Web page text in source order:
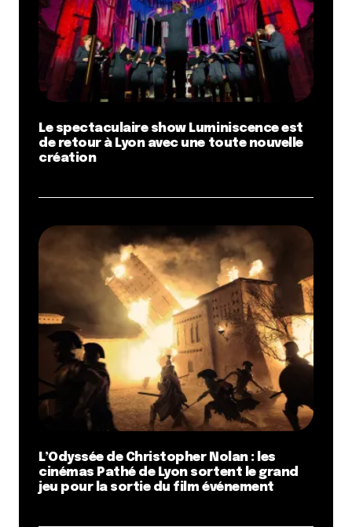
Le spectaculaire show Luminiscence est
de retour à Lyon avec une toute nouvelle
création
L’Odyssée de Christopher Nolan : les
cinémas Pathé de Lyon sortent le grand
jeu pour la sortie du film événement